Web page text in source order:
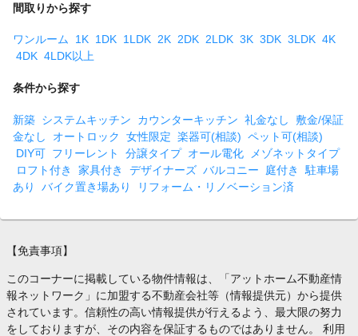
間取りから探す
ワンルーム 1K 1DK 1LDK 2K 2DK 2LDK 3K 3DK 3LDK 4K
4DK 4LDK以上
条件から探す
新築 システムキッチン カウンターキッチン 礼金なし
敷金/保証
金なし
オートロック 女性限定 楽器可(相談) ペット可(相談)
DIY可 フリーレント 分譲タイプ オール電化
メゾネットタイプ
ロフト付き
家具付き デザイナーズ バルコニー 庭付き
駐車場
あり
バイク置き場あり リフォーム・リノベーション済
【免責事項】
このコーナーに掲載している物件情報は、「アットホーム不動産情
報ネットワーク」に加盟する不動産会社等（情報提供元）から提供
されています。信頼性の高い情報提供が行えるよう、最大限の努力
をしておりますが、その内容を保証するものではありません。 利用